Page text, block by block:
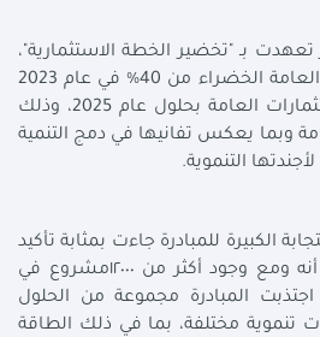
بـ "تخضير الخطة الاستثمارية"،
وزيادة نسبة الاستثمارات العامة الخضراء من 40% في عام 2023
إلى 50% من إجمالي الاستثمارات العامة بحلول عام 2025، وذلك
وبما يعكس تفانيها في دمج التنمية
التنموية.
الكبيرة للمبادرة جاءت بمثابة تأكيد
لتأثيرها التحويلي، مضيفه أنه ومع وجود أكثر من ١٢٠٠٠مشروع في
اجتذبت المبادرة مجموعة من الحلول
تنموية مختلفة، بما في ذلك الطاقة